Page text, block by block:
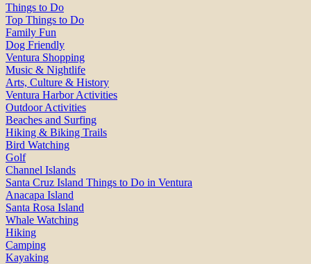
Things to Do
Top Things to Do
Family Fun
Dog Friendly
Ventura Shopping
Music & Nightlife
Arts, Culture & History
Ventura Harbor Activities
Outdoor Activities
Beaches and Surfing
Hiking & Biking Trails
Bird Watching
Golf
Channel Islands
Santa Cruz Island Things to Do in Ventura
Anacapa Island
Santa Rosa Island
Whale Watching
Hiking
Camping
Kayaking